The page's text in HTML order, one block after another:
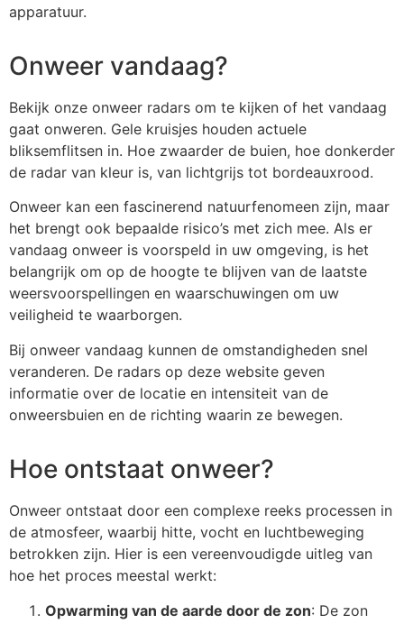
apparatuur.
Onweer vandaag?
Bekijk onze onweer radars om te kijken of het vandaag
gaat onweren. Gele kruisjes houden actuele
bliksemflitsen in. Hoe zwaarder de buien, hoe donkerder
de radar van kleur is, van lichtgrijs tot bordeauxrood.
Onweer kan een fascinerend natuurfenomeen zijn, maar
het brengt ook bepaalde risico’s met zich mee. Als er
vandaag onweer is voorspeld in uw omgeving, is het
belangrijk om op de hoogte te blijven van de laatste
weersvoorspellingen en waarschuwingen om uw
veiligheid te waarborgen.
Bij onweer vandaag kunnen de omstandigheden snel
veranderen. De radars op deze website geven
informatie over de locatie en intensiteit van de
onweersbuien en de richting waarin ze bewegen.
Hoe ontstaat onweer?
Onweer ontstaat door een complexe reeks processen in
de atmosfeer, waarbij hitte, vocht en luchtbeweging
betrokken zijn. Hier is een vereenvoudigde uitleg van
hoe het proces meestal werkt:
Opwarming van de aarde door de zon: De zon